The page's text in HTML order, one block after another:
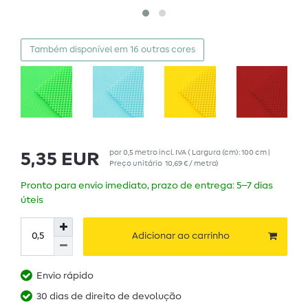
Também disponível em 16 outras cores
5,35 EUR por0,5 metroincl. IVA( Largura (cm): 100 cm |
Preço unitário 10,69 € / metro)
Pronto para envio imediato, prazo de entrega: 5–7 dias
úteis
Adicionar ao carrinho
Envio rápido
30 dias de direito de devolução